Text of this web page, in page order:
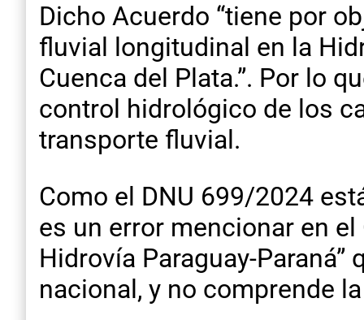
Dicho Acuerdo “tiene por
fluvial longitudinal en la
Cuenca del Plata.”. Por lo
control hidrológico de los
transporte fluvial.
Como el DNU 699/2024
es un error mencionar en el
Hidrovía Paraguay-
nacional, y no comprende